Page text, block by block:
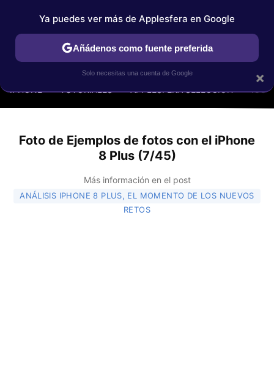
IPHONE TUTORIALES APPLESFERA SELECCIÓN IOS
Foto de Ejemplos de fotos con el iPhone
8 Plus (7/45)
Más información en el post
ANÁLISIS IPHONE 8 PLUS, EL MOMENTO DE LOS NUEVOS
RETOS
×
Ya puedes ver más de Applesfera en Google
Añádenos como fuente preferida
Solo necesitas una cuenta de Google